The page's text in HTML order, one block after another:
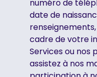
numéro de
date de
cadre de votre
Services ou nos
assistez à nos